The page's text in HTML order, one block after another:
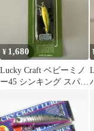
¥ 1,680
Lucky Craft ベビーミノ
ー45 シンキング スパー